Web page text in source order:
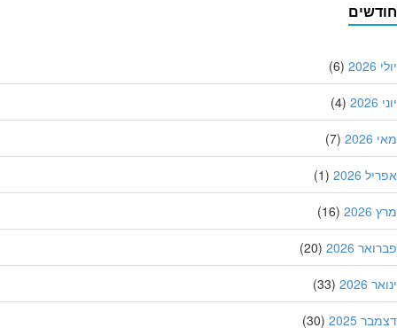
(6)
(4)
(7)
2026
(1)
(16)
2026
(20)
2026
(33)
2025
(30)